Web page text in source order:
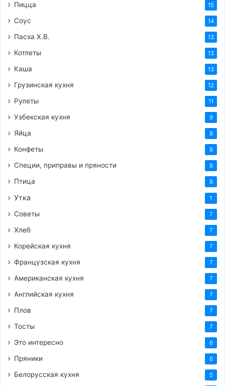
Пицца 15
Соус 14
Пасха Х.В. 13
Котлеты 13
Каша 13
Грузинская кухня 12
Рулеты 11
Узбекская кухня 9
Яйца 8
Конфеты 8
Специи, приправы и пряности 8
Птица 8
Утка 1
Советы 7
Хлеб 7
Корейская кухня 7
Французская кухня 7
Американская кухня 7
Английская кухня 7
Плов 7
Тосты 7
Это интересно 6
Пряники 6
Белорусская кухня 5